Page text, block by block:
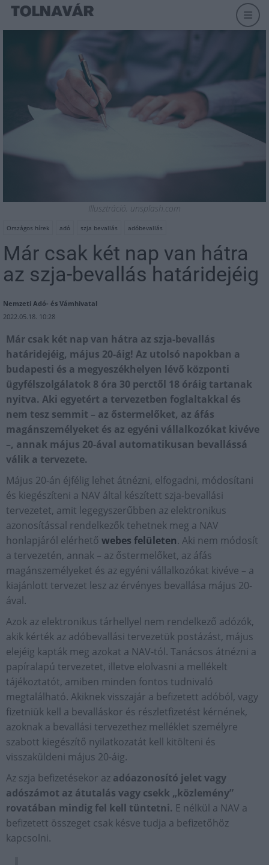
Illusztráció, unsplash.com
Országos hírek adó szja bevallás adóbevallás
Már csak két nap van hátra
az szja-bevallás határidejéig
Nemzeti Adó- és Vámhivatal
2022.05.18. 10:28
Már csak két nap van hátra az szja-bevallás
határidejéig, május 20-áig! Az utolsó napokban a
budapesti és a megyeszékhelyen lévő központi
ügyfélszolgálatok 8 óra 30 perctől 18 óráig tartanak
nyitva. Aki egyetért a tervezetben foglaltakkal és
nem tesz semmit – az őstermelőket, az áfás
magánszemélyeket és az egyéni vállalkozókat kivéve
–, annak május 20-ával automatikusan bevallássá
válik a tervezete.
Május 20-án éjfélig lehet átnézni, elfogadni, módosítani
és kiegészíteni a NAV által készített szja-bevallási
tervezetet, amit legegyszerűbben az elektronikus
azonosítással rendelkezők tehetnek meg a NAV
honlapjáról elérhető webes felületen. Aki nem módosít
a tervezetén, annak – az őstermelőket, az áfás
magánszemélyeket és az egyéni vállalkozókat kivéve – a
kiajánlott tervezet lesz az érvényes bevallása május 20-
ával.
Azok az elektronikus tárhellyel nem rendelkező adózók,
akik kérték az adóbevallási tervezetük postázást, május
elejéig kapták meg azokat a NAV-tól. Tanácsos átnézni a
papíralapú tervezetet, illetve elolvasni a mellékelt
tájékoztatót, amiben minden fontos tudnivaló
megtalálható. Akiknek visszajár a befizetett adóból, vagy
fizetniük kell a bevalláskor és részletfizetést kérnének,
azoknak a bevallási tervezethez melléklet személyre
szabott kiegészítő nyilatkozatát kell kitölteni és
visszaküldeni május 20-áig.
Az szja befizetésekor az adóazonosító jelet vagy
adószámot az átutalás vagy csekk „közlemény”
rovatában mindig fel kell tüntetni. E nélkül a NAV a
befizetett összeget csak késve tudja a befizetőhöz
kapcsolni.